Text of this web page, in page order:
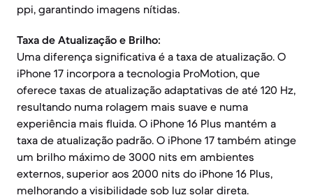
ppi, garantindo imagens nítidas.
Taxa de Atualização e Brilho:
Uma diferença significativa é a taxa de atualização. O
iPhone 17 incorpora a tecnologia ProMotion, que
oferece taxas de atualização adaptativas de até 120 Hz,
resultando numa rolagem mais suave e numa
experiência mais fluida. O iPhone 16 Plus mantém a
taxa de atualização padrão. O iPhone 17 também atinge
um brilho máximo de 3000 nits em ambientes
externos, superior aos 2000 nits do iPhone 16 Plus,
melhorando a visibilidade sob luz solar direta.